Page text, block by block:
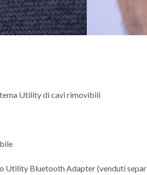
Utility di cavi rimovibili
Bluetooth Adapter (venduti